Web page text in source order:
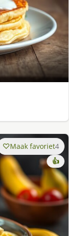
Maak favoriet4
👍